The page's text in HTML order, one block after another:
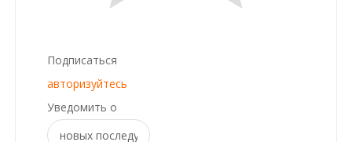
Подписаться
авторизуйтесь
Уведомить о